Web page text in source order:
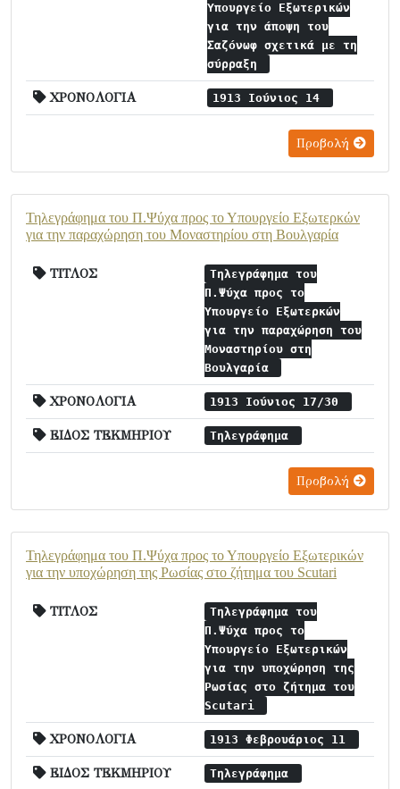
Υπουργείο Εξωτερικών
για την άποψη του
Σαζόνωφ σχετικά με τη
σύρραξη
ΧΡΟΝΟΛΟΓΙΑ 1913 Ιούνιος 14
Προβολή
Τηλεγράφημα του Π.Ψύχα προς το Υπουργείο Εξωτερκών
για την παραχώρηση του Μοναστηρίου στη Βουλγαρία
ΤΙΤΛΟΣ
Τηλεγράφημα του
Π.Ψύχα προς το
Υπουργείο Εξωτερκών
για την παραχώρηση του
Μοναστηρίου στη
Βουλγαρία
ΧΡΟΝΟΛΟΓΙΑ 1913 Ιούνιος 17/30
ΕΙΔΟΣ ΤΕΚΜΗΡΙΟΥ Τηλεγράφημα
Προβολή
Τηλεγράφημα του Π.Ψύχα προς το Υπουργείο Εξωτερικών
για την υποχώρηση της Ρωσίας στο ζήτημα του Scutari
ΤΙΤΛΟΣ
Τηλεγράφημα του
Π.Ψύχα προς το
Υπουργείο Εξωτερικών
για την υποχώρηση της
Ρωσίας στο ζήτημα του
Scutari
ΧΡΟΝΟΛΟΓΙΑ 1913 Φεβρουάριος 11
ΕΙΔΟΣ ΤΕΚΜΗΡΙΟΥ Τηλεγράφημα